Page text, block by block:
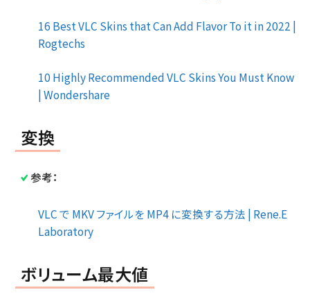
16 Best VLC Skins that Can Add Flavor To it in 2022 |
Rogtechs
10 Highly Recommended VLC Skins You Must Know
| Wondershare
変換
参考：
VLC で MKV ファイルを MP4 に変換する方法 | Rene.E
Laboratory
ボリューム最大値